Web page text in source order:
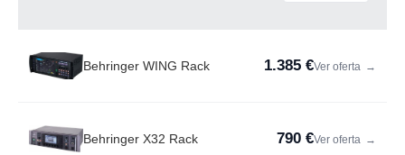
Behringer WING Rack 1.385 €Ver oferta →
Behringer X32 Rack 790 €Ver oferta →